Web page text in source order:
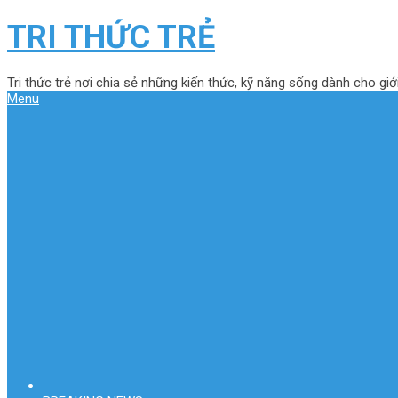
TRI THỨC TRẺ
Tri thức trẻ nơi chia sẻ những kiến thức, kỹ năng sống dành cho
Menu